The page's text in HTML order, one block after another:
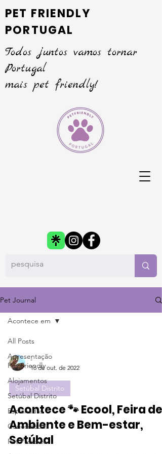
PET FRIENDLY
PORTUGAL
Todos juntos vamos tornar
Portugal
mais pet friendly!
Pet Journal
All Posts
Apresentação
Pet Friendly
Alojamentos
Setúbal Distrito
Esplanadas
Curiosidades
Pet Passeios
Acontece em
-
16 de out. de 2022
Setúbal Distrito
Acontece 🐾 Ecool, Feira de
Ambiente e Bem-estar,
Setúbal